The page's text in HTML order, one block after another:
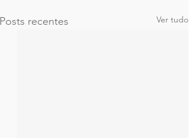
Posts recentes Ver tudo